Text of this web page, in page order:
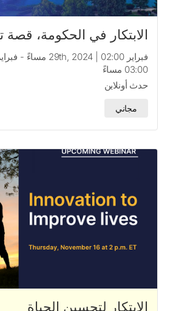
الابتكار في الحكومة، قصة
03:00 مساءً
حدث أونلاين
مجاني
الابتكار لتحسين الحياة